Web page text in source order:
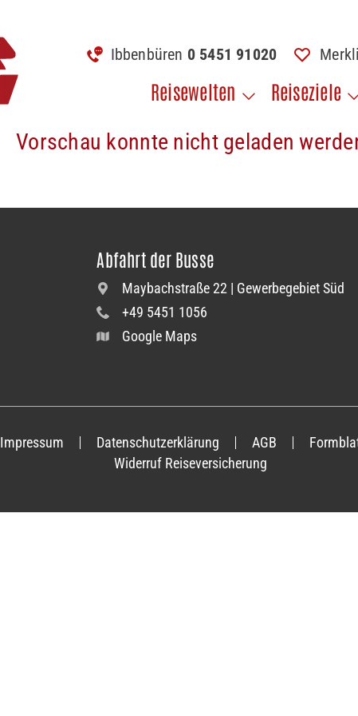
Reisewelten Reiseziele
Ibbenbüren 0 5451 91020
Vorschau konnte nicht geladen
Abfahrt der Busse
Maybachstraße 22 | Gewerbegebiet Süd
+49 5451 1056
Google Maps
Impressum Datenschutzerklärung AGB
Widerruf Reiseversicherung